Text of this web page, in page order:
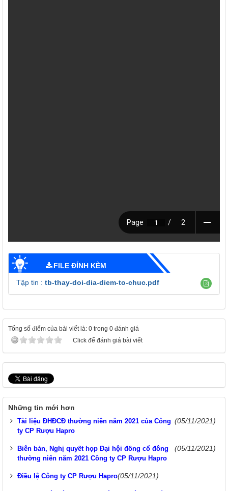
FILE ĐÍNH KÈM
Tập tin : tb-thay-doi-dia-diem-to-chuc.pdf
Tổng số điểm của bài viết là: 0 trong 0 đánh giá
Click để đánh giá bài viết
Những tin mới hơn
Tài liệu ĐHĐCĐ thường niên năm 2021 của Công
ty CP Rượu Hapro
(05/11/2021)
Biên bản, Nghị quyết họp Đại hội đồng cổ đông
thường niên năm 2021 Công ty CP Rượu Hapro
(05/11/2021)
Điều lệ Công ty CP Rượu Hapro(05/11/2021)